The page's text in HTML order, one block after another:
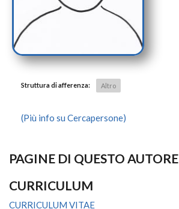
Struttura di afferenza: Altro
(Più info su Cercapersone)
PAGINE DI QUESTO AUTORE
CURRICULUM
CURRICULUM VITAE